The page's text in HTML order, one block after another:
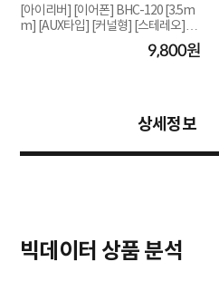
[아이리버] [이어폰] BHC-120 [3.5m
m] [AUX타입] [커널형] [스테레오]
9,800원
상세정보
빅데이터 상품 분석